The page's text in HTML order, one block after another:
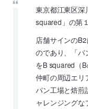
東京都江東区深
squared」の第
店舗サインの
のであり、「パ
をB squared（
仲町の周辺エリ
パン工場と焙煎
ャレンジングな